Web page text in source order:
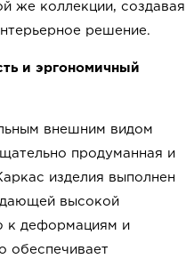
же коллекции, создавая
решение.
и эргономичный
внешним видом
продуманная и
изделия выполнен
высокой
к деформациям и
обеспечивает